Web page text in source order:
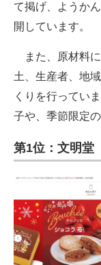
て掲げ、ようか
開しています。
また、原材料
土、生産者、地
くりを行ってい
子や、季節限定
第1位：文明堂